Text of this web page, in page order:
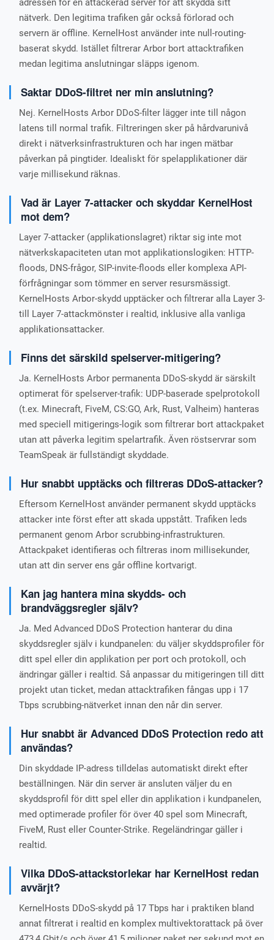
adressen för en attackerad server för att skydda sitt
nätverk. Den legitima trafiken går också förlorad och
servern är offline. KernelHost använder inte null-routing-
baserat skydd. Istället filtrerar Arbor bort attacktrafiken
medan legitima anslutningar släpps igenom.
Saktar DDoS-filtret ner min anslutning?
Nej. KernelHosts Arbor DDoS-filter lägger inte till någon
latens till normal trafik. Filtreringen sker på hårdvarunivå
direkt i nätverksinfrastrukturen och har ingen mätbar
påverkan på pingtider. Idealiskt för spelapplikationer där
varje millisekund räknas.
Vad är Layer 7-attacker och skyddar KernelHost
mot dem?
Layer 7-attacker (applikationslagret) riktar sig inte mot
nätverkskapaciteten utan mot applikationslogiken: HTTP-
floods, DNS-frågor, SIP-invite-floods eller komplexa API-
förfrågningar som tömmer en server resursmässigt.
KernelHosts Arbor-skydd upptäcker och filtrerar alla Layer 3-
till Layer 7-attackmönster i realtid, inklusive alla vanliga
applikationsattacker.
Finns det särskild spelserver-mitigering?
Ja. KernelHosts Arbor permanenta DDoS-skydd är särskilt
optimerat för spelserver-trafik: UDP-baserade spelprotokoll
(t.ex. Minecraft, FiveM, CS:GO, Ark, Rust, Valheim) hanteras
med speciell mitigerings-logik som filtrerar bort attackpaket
utan att påverka legitim spelartrafik. Även röstservrar som
TeamSpeak är fullständigt skyddade.
Hur snabbt upptäcks och filtreras DDoS-attacker?
Eftersom KernelHost använder permanent skydd upptäcks
attacker inte först efter att skada uppstått. Trafiken leds
permanent genom Arbor scrubbing-infrastrukturen.
Attackpaket identifieras och filtreras inom millisekunder,
utan att din server ens går offline kortvarigt.
Kan jag hantera mina skydds- och
brandväggsregler själv?
Ja. Med Advanced DDoS Protection hanterar du dina
skyddsregler själv i kundpanelen: du väljer skyddsprofiler för
ditt spel eller din applikation per port och protokoll, och
ändringar gäller i realtid. Så anpassar du mitigeringen till ditt
projekt utan ticket, medan attacktrafiken fångas upp i 17
Tbps scrubbing-nätverket innan den når din server.
Hur snabbt är Advanced DDoS Protection redo att
användas?
Din skyddade IP-adress tilldelas automatiskt direkt efter
beställningen. När din server är ansluten väljer du en
skyddsprofil för ditt spel eller din applikation i kundpanelen,
med optimerade profiler för över 40 spel som Minecraft,
FiveM, Rust eller Counter-Strike. Regeländringar gäller i
realtid.
Vilka DDoS-attackstorlekar har KernelHost redan
avvärjt?
KernelHosts DDoS-skydd på 17 Tbps har i praktiken bland
annat filtrerat i realtid en komplex multivektorattack på över